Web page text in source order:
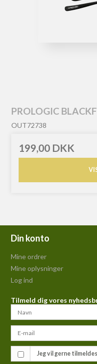
PROLOGIC
OUT72738
199,00 DKK
Din konto
Mine ordrer
Mine oplysninger
Log ind
Tilmeld dig vores
Jeg vil gerne